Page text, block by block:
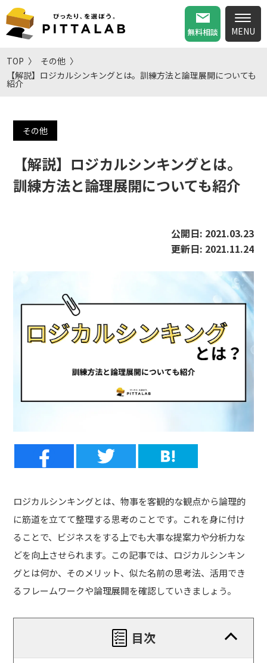
無料相談
TOP
その他
【解説】ロジカルシンキングとは。訓練方法と論理展開についても
紹介
その他
【解説】ロジカルシンキングとは。
訓練方法と論理展開についても紹介
公開日: 2021.03.23
更新日: 2021.11.24
ロジカルシンキングとは、物事を客観的な観点から論理的
に筋道を立てて整理する思考のことです。これを身に付け
ることで、ビジネスをする上でも大事な提案力や分析力な
どを向上させられます。 この記事では、ロジカルシンキン
グとは何か、そのメリット、似た名前の思考法、活用でき
るフレームワークや論理展開を確認していきましょう。
目次